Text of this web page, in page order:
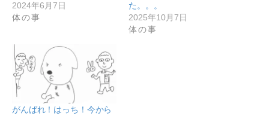
2024年6月7日
体の事
た。。。
2025年10月7日
体の事
がんばれ！はっち！今から